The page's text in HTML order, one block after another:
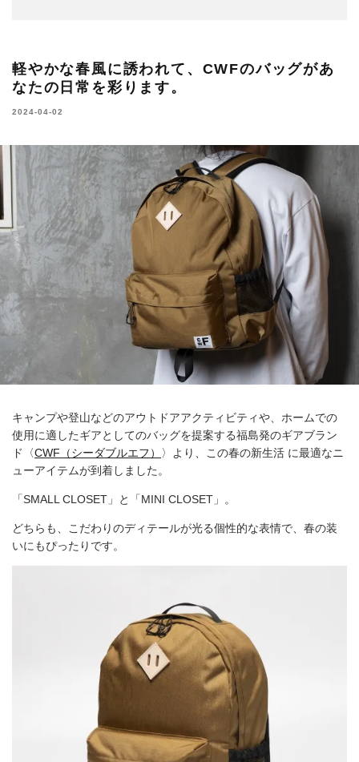
軽やかな春風に誘われて、CWFのバッグがあ
なたの日常を彩ります。
2024-04-02
キャンプや登山などのアウトドアアクティビティや、ホームでの
使用に適したギアとしてのバッグを提案する福島発のギアブラン
ド〈CWF（シーダブルエフ）
〉より、この春の新生活 に最適なニ
ューアイテムが到着しました。
「SMALL CLOSET」と「MINI CLOSET」。
どちらも、こだわりのディテールが光る個性的な表情で、春の装
いにもぴったりです。